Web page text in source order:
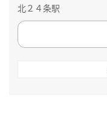
北２４条駅